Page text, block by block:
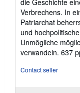
die Geschichte
Verbrechens. In
Patriarchat
und
Unmögliche
verwandeln. 637
Contact seller